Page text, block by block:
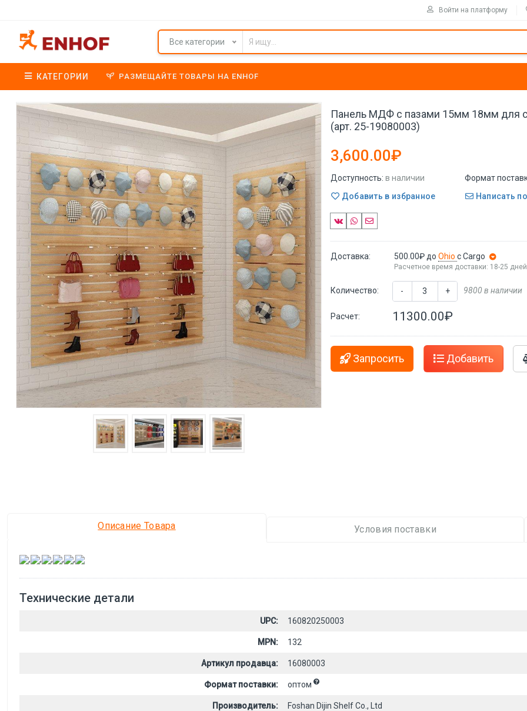
Войти на платформу
Все категории
КАТЕГОРИИ РАЗМЕЩАЙТЕ ТОВАРЫ НА ENHOF
Панель МДФ с пазами 15мм 18мм для
(арт. 25-19080003)
3,600.00₽
Доступность: в наличии Формат
Добавить в избранное
Написать
Доставка: 500.00₽ доOhioс Cargo
Расчетное время доставки: 18-25 дней
Количество: - + 9800 в наличии
Расчет: 11300.00₽
Запросить Добавить
Описание Товара Условия поставки
, , , , ,
Технические детали
UPC: 160820250003
MPN: 132
Артикул продавца: 16080003
Формат поставки: оптом
Производитель: Foshan Dijin Shelf Co., Ltd